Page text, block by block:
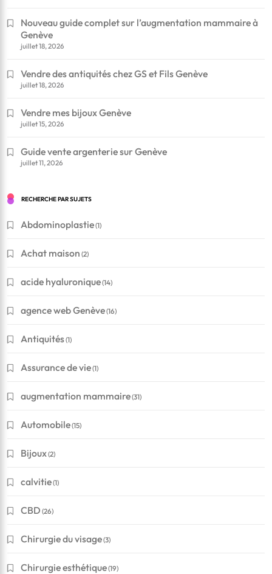
Nouveau guide complet sur l’augmentation mammaire à
Genève
juillet 18, 2026
Vendre des antiquités chez GS et Fils Genève
juillet 18, 2026
Vendre mes bijoux Genève
juillet 15, 2026
Guide vente argenterie sur Genève
juillet 11, 2026
RECHERCHE PAR SUJETS
Abdominoplastie(1)
Achat maison (2)
acide hyaluronique(14)
agence web Genève(16)
Antiquités(1)
Assurance de vie(1)
augmentation mammaire(31)
Automobile(15)
Bijoux(2)
calvitie(1)
CBD (26)
Chirurgie du visage(3)
Chirurgie esthétique(19)